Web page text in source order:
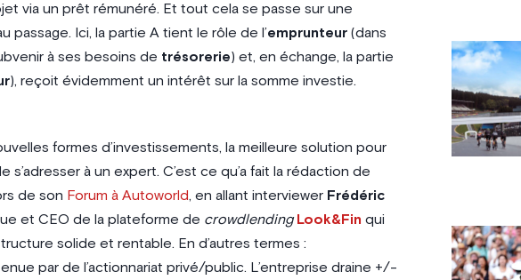
via un prêt rémunéré. Et tout cela se passe sur une
passage. Ici, la partie A tient le rôle de l’emprunteur(dans
à ses besoins de trésorerie) et, en échange, la partie
), reçoit évidemment un intérêt sur la somme investie.
formes d’investissements, la meilleure solution pour
à un expert. C’est ce qu’a fait la rédaction de
de son Forum à Autoworld, en allant interviewer Frédéric
et CEO de la plateforme de crowdlending Look&Fin qui
solide et rentable. En d’autres termes :
par de l’actionnariat privé/public. L’entreprise draine +/-